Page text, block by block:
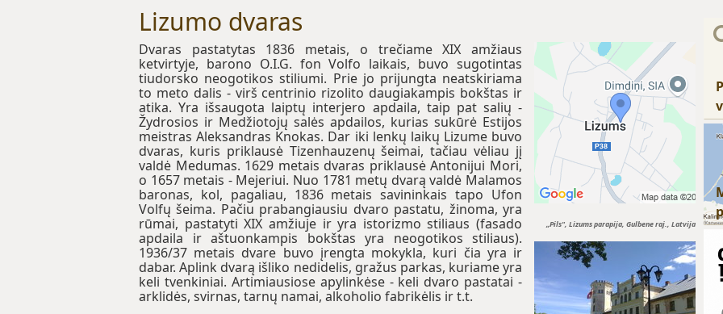
Lizumo dvaras
„Pils", Lizums parapija, Gulbene raj., Latvija
Dvaras pastatytas 1836 metais, o trečiame XIX amžiaus
ketvirtyje, barono O.I.G. fon Volfo laikais, buvo sugotintas
tiudorsko neogotikos stiliumi. Prie jo prijungta neatskiriama
to meto dalis - virš centrinio rizolito daugiakampis bokštas ir
atika. Yra išsaugota laiptų interjero apdaila, taip pat salių -
Žydrosios ir Medžiotojų salės apdailos, kurias sukūrė Estijos
meistras Aleksandras Knokas. Dar iki lenkų laikų Lizume buvo
dvaras, kuris priklausė Tizenhauzenų šeimai, tačiau vėliau jį
valdė Medumas. 1629 metais dvaras priklausė Antonijui Mori,
o 1657 metais - Mejeriui. Nuo 1781 metų dvarą valdė Malamos
baronas, kol, pagaliau, 1836 metais savininkais tapo Ufon
Volfų šeima. Pačiu prabangiausiu dvaro pastatu, žinoma, yra
rūmai, pastatyti XIX amžiuje ir yra istorizmo stiliaus (fasado
apdaila ir aštuonkampis bokštas yra neogotikos stiliaus).
1936/37 metais dvare buvo įrengta mokykla, kuri čia yra ir
dabar. Aplink dvarą išliko nedidelis, gražus parkas, kuriame yra
keli tvenkiniai. Artimiausiose apylinkėse - keli dvaro pastatai -
arklidės, svirnas, tarnų namai, alkoholio fabrikėlis ir t.t.